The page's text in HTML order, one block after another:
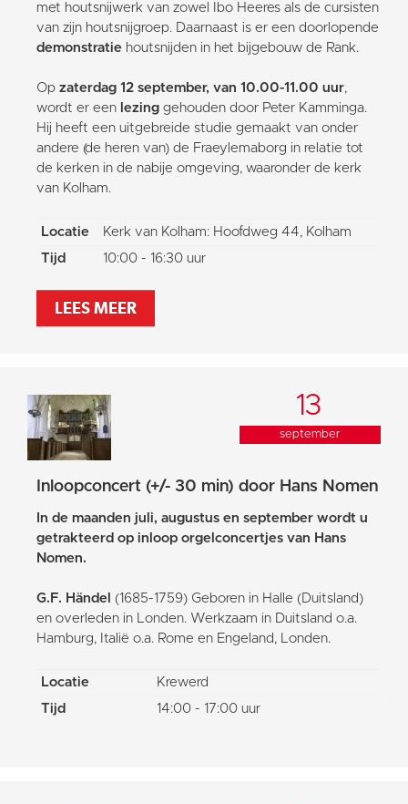
met houtsnijwerk van zowel Ibo Heeres als de cursisten
van zijn houtsnijgroep. Daarnaast is er een doorlopende
demonstratie houtsnijden in het bijgebouw de Rank.
Op zaterdag 12 september, van 10.00-11.00 uur,
wordt er een lezing gehouden door Peter Kamminga.
Hij heeft een uitgebreide studie gemaakt van onder
andere (de heren van) de Fraeylemaborg in relatie tot
de kerken in de nabije omgeving, waaronder de kerk
van Kolham.
Locatie
Kerk van Kolham: Hoofdweg 44, Kolham
Tijd
10:00 - 16:30 uur
LEES MEER
13
september
Inloopconcert (+/- 30 min) door Hans Nomen
In de maanden juli, augustus en september wordt u
getrakteerd op inloop orgelconcertjes van Hans
Nomen.
G.F. Händel
(1685-1759) Geboren in Halle (Duitsland)
en overleden in Londen. Werkzaam in Duitsland o.a.
Hamburg, Italië o.a. Rome en Engeland, Londen.
Locatie
Krewerd
Tijd
14:00 - 17:00 uur